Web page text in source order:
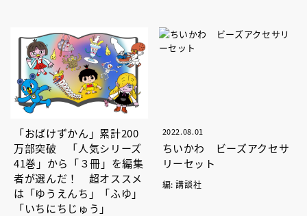
「おばけずかん」累計200
万部突破 「人気シリーズ
41巻」から「３冊」を編集
者が選んだ！ 超オススメ
は「ゆうえんち」「ふゆ」
「いちにちじゅう」
2022.08.01
ちいかわ ビーズアクセサ
リーセット
編: 講談社